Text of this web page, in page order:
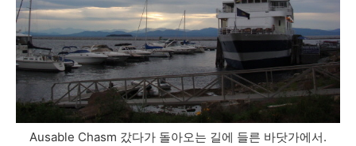
Ausable Chasm 갔다가 돌아오는 길에 들른 바닷가에서.